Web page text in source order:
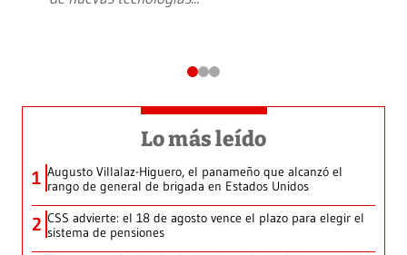
Lo más leído
1 Augusto Villalaz-Higuero, el panameño que alcanzó el
rango de general de brigada en Estados Unidos
2 CSS advierte: el 18 de agosto vence el plazo para elegir el
sistema de pensiones